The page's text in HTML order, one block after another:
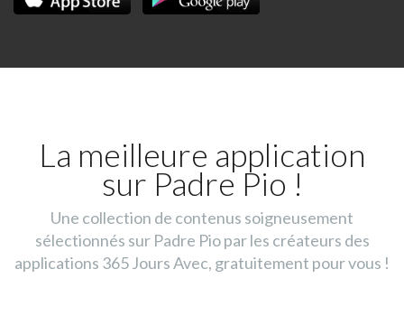
La meilleure application
sur Padre Pio !
Une collection de contenus soigneusement
sélectionnés sur Padre Pio par les créateurs des
applications 365 Jours Avec, gratuitement pour vous !